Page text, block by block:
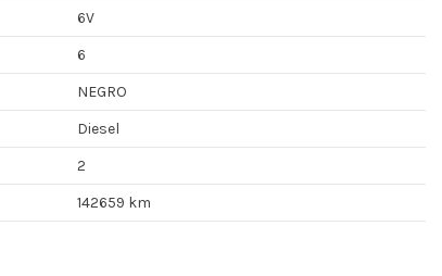
6V
6
NEGRO
Diesel
2
142659 km